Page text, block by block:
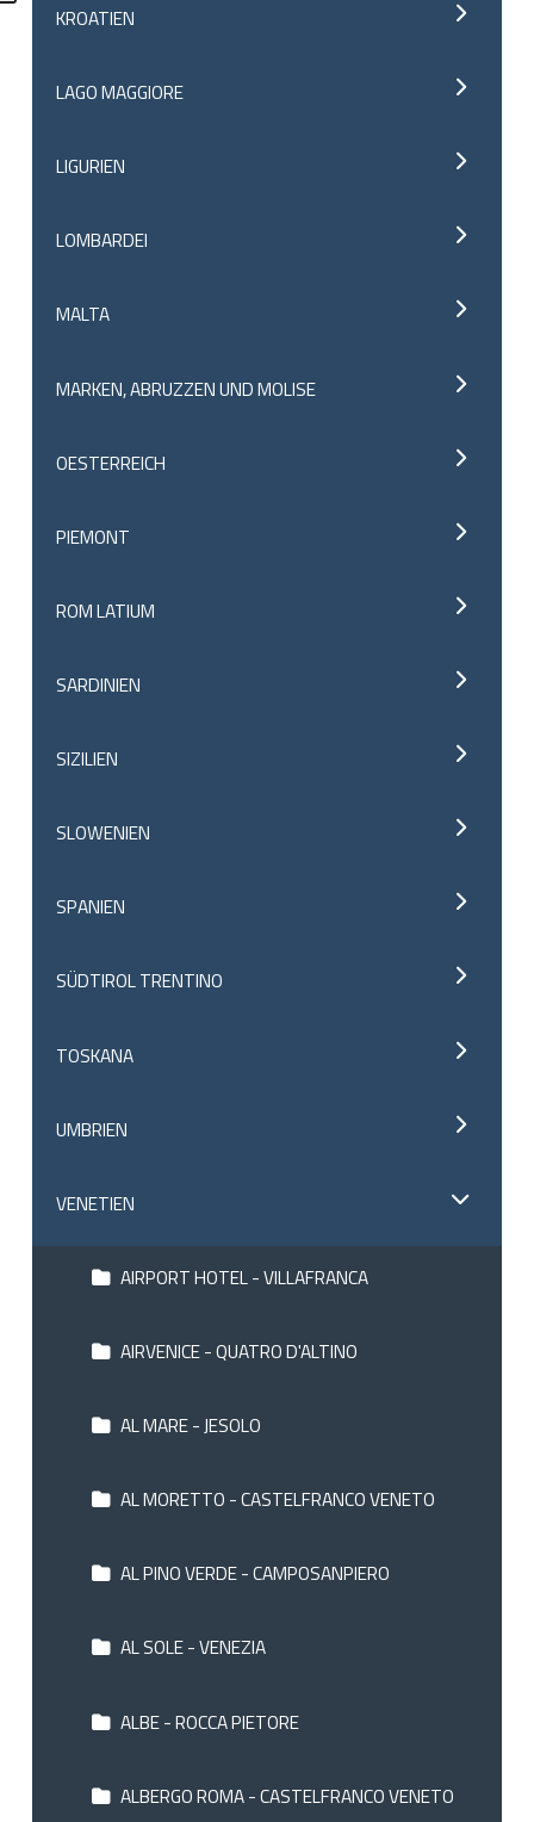
KROATIEN
LAGO MAGGIORE
LIGURIEN
LOMBARDEI
MALTA
MARKEN, ABRUZZEN UND MOLISE
OESTERREICH
PIEMONT
ROM LATIUM
SARDINIEN
SIZILIEN
SLOWENIEN
SPANIEN
SÜDTIROL TRENTINO
TOSKANA
UMBRIEN
VENETIEN
AIRPORT HOTEL - VILLAFRANCA
AIRVENICE - QUATRO D'ALTINO
AL MARE - JESOLO
AL MORETTO - CASTELFRANCO VENETO
AL PINO VERDE - CAMPOSANPIERO
AL SOLE - VENEZIA
ALBE - ROCCA PIETORE
ALBERGO ROMA - CASTELFRANCO VENETO